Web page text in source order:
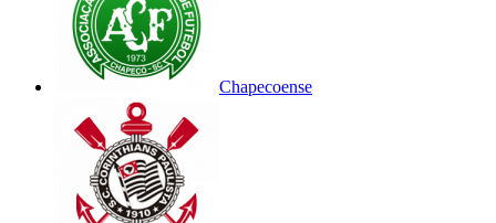
Chapecoense